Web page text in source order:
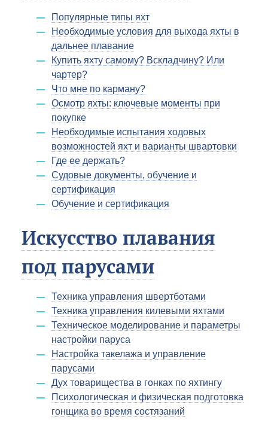
Популярные типы яхт
Необходимые условия для выхода яхты в
дальнее плавание
Купить яхту самому? Вскладчину? Или
чартер?
Что мне по карману?
Осмотр яхты: ключевые моменты при
покупке
Необходимые испытания ходовых
возможностей яхт и варианты швартовки
Где ее держать?
Судовые документы, обучение и
сертификация
Обучение и сертификация
Искусство плавания
под парусами
Техника управления швертботами
Техника управления килевыми яхтами
Техническое моделирование и параметры
настройки паруса
Настройка такелажа и управление
парусами
Дух товарищества в гонках по яхтингу
Психологическая и физическая подготовка
гонщика во время состязаний